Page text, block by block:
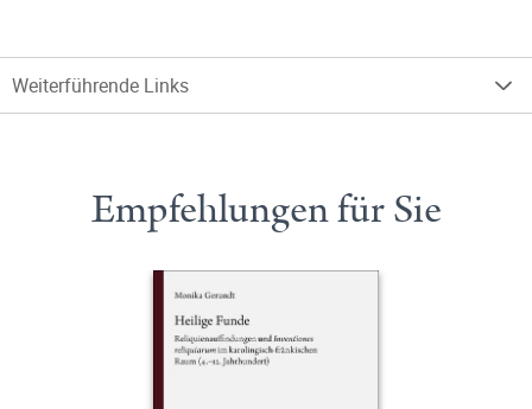
Weiterführende Links
Empfehlungen für Sie